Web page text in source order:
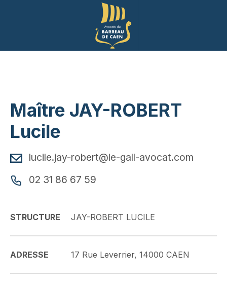
Maître JAY-ROBERT
Lucile
lucile.jay-robert@le-gall-avocat.com
02 31 86 67 59
STRUCTURE JAY-ROBERT LUCILE
ADRESSE 17 Rue Leverrier, 14000 CAEN
Panneau de gestion des cookies